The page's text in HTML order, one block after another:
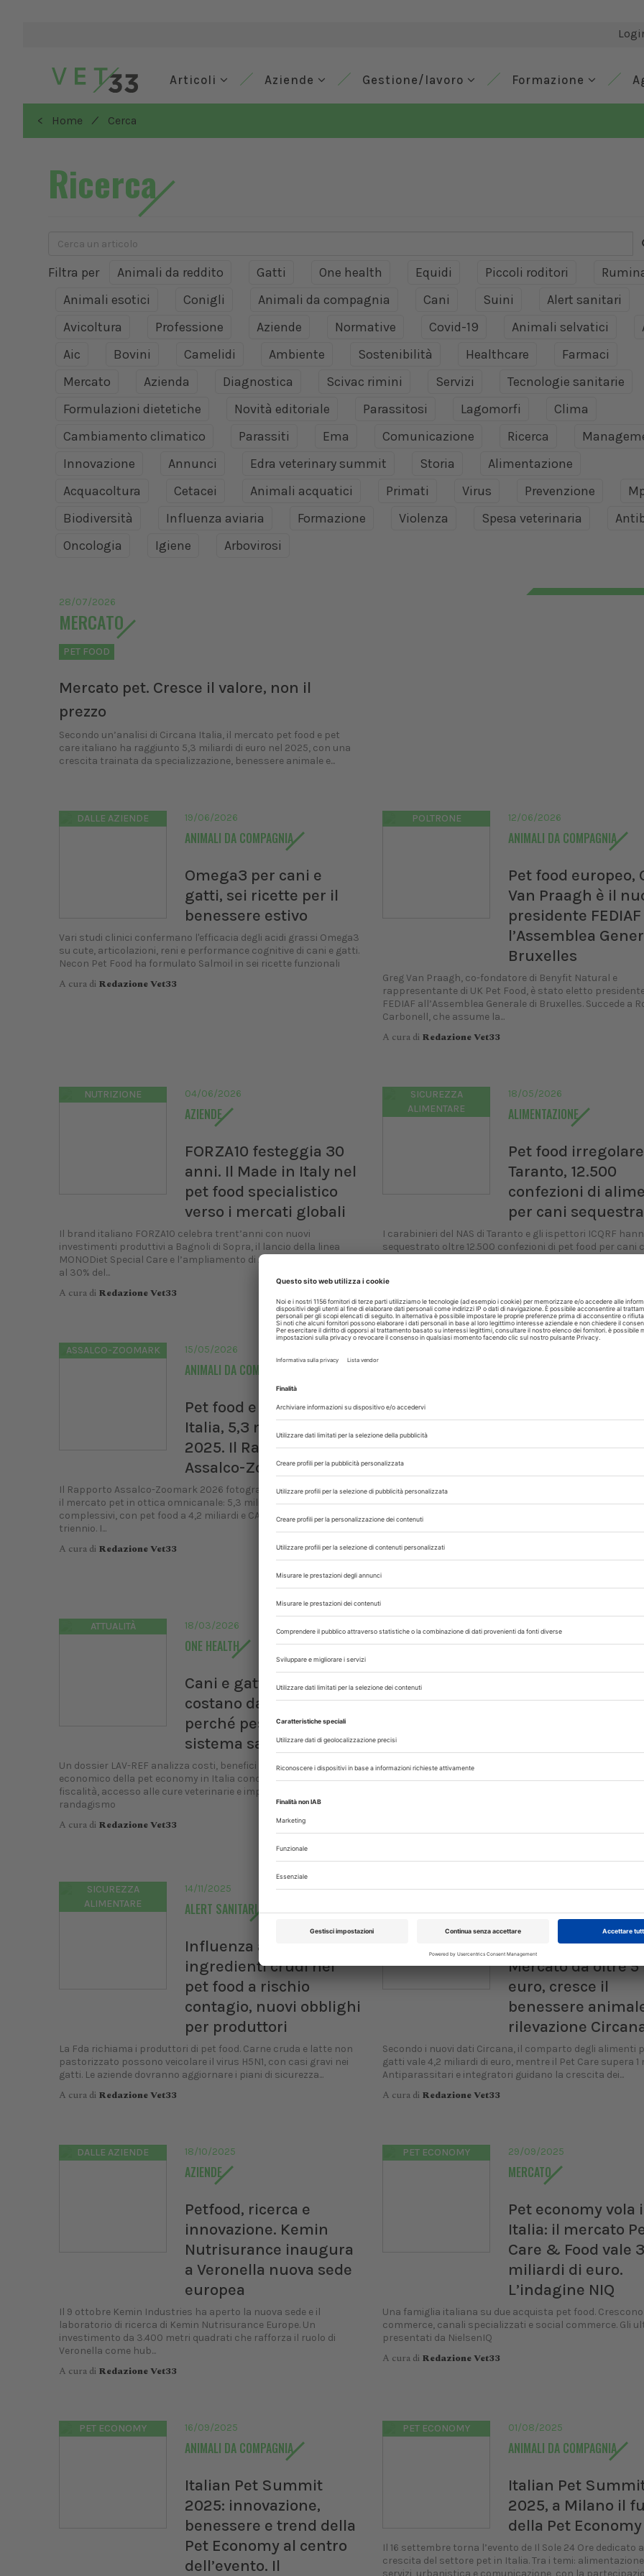
Articoli Aziende Gestione/lavoro Formazione
< Home / Cerca
Ricerca
Filtra per Animali da reddito Gatti One health Equidi Piccoli roditori
Animali esotici
Conigli Animali da compagnia Cani Suini
Alert sanitari
Avicoltura
Professione Aziende Normative Covid-19 Animali selvatici
Aic
Bovini Camelidi Ambiente Sostenibilità Healthcare
Farmaci
Mercato
Azienda Diagnostica Scivac rimini Servizi
Tecnologie sanitarie
Formulazioni dietetiche
Novità editoriale Parassitosi Lagomorfi
Clima
Cambiamento climatico
Parassiti Ema Comunicazione Ricerca
Innovazione
Annunci Edra veterinary summit Storia
Alimentazione
Acquacoltura
Cetacei Animali acquatici Primati Virus Prevenzione
Biodiversità
Influenza aviaria Formazione Violenza Spesa veterinaria
Oncologia
Igiene Arbovirosi
28/07/2026
MERCATO
PET FOOD
Mercato pet. Cresce il valore, non il
prezzo
Secondo un’analisi di Circana Italia, il mercato pet food e pet
care italiano ha raggiunto 5,3 miliardi di euro nel 2025, con una
crescita trainata da specializzazione, benessere animale e...
DALLE AZIENDE 19/06/2026
ANIMALI DA COMPAGNIA
Omega3 per cani e
gatti, sei ricette per il
benessere estivo
Vari studi clinici confermano l'efficacia degli acidi grassi Omega3
su cute, articolazioni, reni e performance cognitive di cani e gatti.
Necon Pet Food ha formulato Salmoil in sei ricette funzionali
A cura di Redazione Vet33
POLTRONE 12/06/2026
ANIMALI DA COMPAGNIA
Pet food europeo,
Van Praagh è il
presidente
l’Assemblea
Bruxelles
Greg Van Praagh, co-fondatore di Benyfit Natural e
rappresentante di UK Pet Food, è stato eletto
FEDIAF all’Assemblea Generale di Bruxelles. Succede a
Carbonell, che assume la...
A cura di Redazione Vet33
NUTRIZIONE 04/06/2026
AZIENDE
FORZA10 festeggia 30
anni. Il Made in Italy nel
pet food specialistico
verso i mercati globali
Il brand italiano FORZA10 celebra trent’anni con nuovi
investimenti produttivi a Bagnoli di Sopra, il lancio della linea
MONODiet Special Care e l’ampliamento di ACTIVE VetDiet. Export
al 30% del...
A cura di Redazione Vet33
SICUREZZA
ALIMENTARE
18/05/2026
ALIMENTAZIONE
Pet food
Taranto, 12.500
confezioni di
per cani
I carabinieri del NAS di Taranto e gli ispettori ICQRF
sequestrato oltre 12.500 confezioni di pet food per cani
ASSALCO-ZOOMARK 15/05/2026
ANIMALI DA COMPAGNIA
Pet food e pet care in
Italia, 5,3 miliardi nel
2025. Il Rapporto
Assalco-Zoomark
Il Rapporto Assalco-Zoomark 2026 fotografa per la prima volta
il mercato pet in ottica omnicanale: 5,3 miliardi di euro
complessivi, con pet food a 4,2 miliardi e CAGR del 6,9% nel
triennio. I...
A cura di Redazione Vet33
semplifica la
quesito Fnovi precisando che farmacie e parafarmacie
veterinarie non devono più notificare alla Asl l’attività di
al dettaglio...
ATTUALITÀ 18/03/2026
ONE HEALTH
Cani e gatti, quanto
costano davvero e
perché pesano sul
sistema sanitario
Un dossier LAV-REF analizza costi, benefici sanitari e peso
economico della pet economy in Italia concentrandosi su
fiscalità, accesso alle cure veterinarie e impatto di abbandoni e
randagismo
A cura di Redazione Vet33
DALLE AZIENDE
AZIENDE
Metabolic Balance.
A cura diRedazione Vet33
SICUREZZA
ALIMENTARE
14/11/2025
ALERT SANITARI
Influenza aviaria, Fda:
ingredienti crudi nel
pet food a rischio
contagio, nuovi obblighi
per produttori
La Fda richiama i produttori di pet food. Carne cruda e latte non
pastorizzato possono veicolare il virus H5N1, con casi gravi nei
gatti. Le aziende dovranno aggiornare i piani di sicurezza...
A cura di Redazione Vet33
PET ECONOMY 22/10/2025
MERCATO
Pet Food e Pet
Mercato da oltre
euro, cresce il
benessere
rilevazione
Secondo i nuovi dati Circana, il comparto degli alimenti
gatti vale 4,2 miliardi di euro, mentre il Pet Care supera 1
Antiparassitari e integratori guidano la crescita dei...
A cura di Redazione Vet33
DALLE AZIENDE 18/10/2025
AZIENDE
Petfood, ricerca e
innovazione. Kemin
Nutrisurance inaugura
a Veronella nuova sede
europea
Il 9 ottobre Kemin Industries ha aperto la nuova sede e il
laboratorio di ricerca di Kemin Nutrisurance Europe. Un
investimento da 3.400 metri quadrati che rafforza il ruolo di
Veronella come hub...
A cura di Redazione Vet33
PET ECONOMY 29/09/2025
MERCATO
Pet economy vola
Italia: il mercato
Care & Food vale
miliardi di euro.
L’indagine NIQ
Una famiglia italiana su due acquista pet food. Crescono
commerce, canali specializzati e social commerce. Gli
presentati da NielsenIQ
A cura di Redazione Vet33
PET ECONOMY 16/09/2025
ANIMALI DA COMPAGNIA
Italian Pet Summit
2025: innovazione,
benessere e trend della
Pet Economy al centro
dell’evento. Il
PET ECONOMY 01/08/2025
ANIMALI DA COMPAGNIA
Italian Pet
2025, a Milano il
della Pet Economy
Il 16 settembre torna l’evento de Il Sole 24 Ore dedicato
crescita del settore pet in Italia. Tra i temi:
servizi, urbanistica e comunicazione, con la
XXI Congresso Nazionale
UNISVET
Dal 12/02/2027
Pillole in
10/10/2026